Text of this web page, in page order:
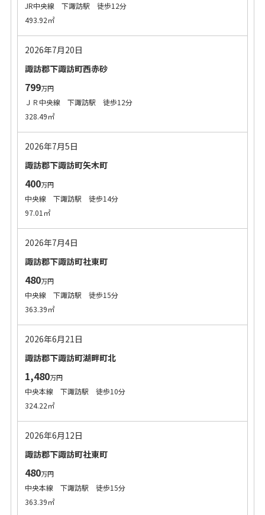
JR中央線 下諏訪駅 徒歩12分
493.92㎡
2026年7月20日
諏訪郡下諏訪町西赤砂
799万円
ＪＲ中央線 下諏訪駅 徒歩12分
328.49㎡
2026年7月5日
諏訪郡下諏訪町矢木町
400万円
中央線 下諏訪駅 徒歩14分
97.01㎡
2026年7月4日
諏訪郡下諏訪町社東町
480万円
中央線 下諏訪駅 徒歩15分
363.39㎡
2026年6月21日
諏訪郡下諏訪町湖畔町北
1,480万円
中央本線 下諏訪駅 徒歩10分
324.22㎡
2026年6月12日
諏訪郡下諏訪町社東町
480万円
中央本線 下諏訪駅 徒歩15分
363.39㎡